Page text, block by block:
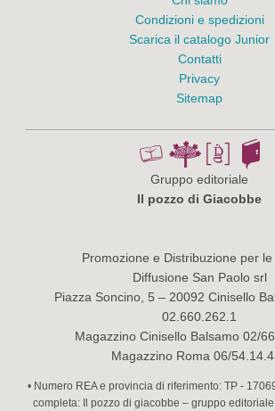
Condizioni e spedizioni
Scarica il catalogo Junior
Contatti
Privacy
Sitemap
Gruppo editoriale
Il pozzo di Giacobbe
Promozione e Distribuzione per
Diffusione San Paolo srl
Piazza Soncino, 5 – 20092 Cinisello
02.660.262.1
Magazzino Cinisello Balsamo 02/
Magazzino Roma 06/
• Numero REA e provincia di riferimento: TP -
completa: Il pozzo di giacobbe – gruppo editoriale